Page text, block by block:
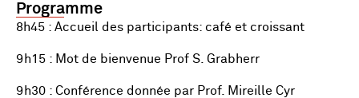
Programme
8h45 : Accueil des participants: café et croissant
9h15 : Mot de bienvenue Prof S. Grabherr
9h30 : Conférence donnée par Prof. Mireille Cyr